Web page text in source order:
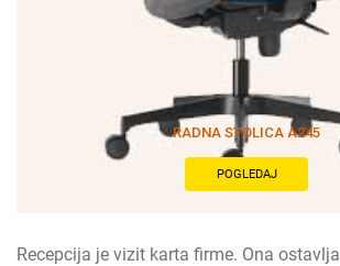
RADNA STOLICA A245
POGLEDAJ
Recepcija je vizit karta firme. Ona